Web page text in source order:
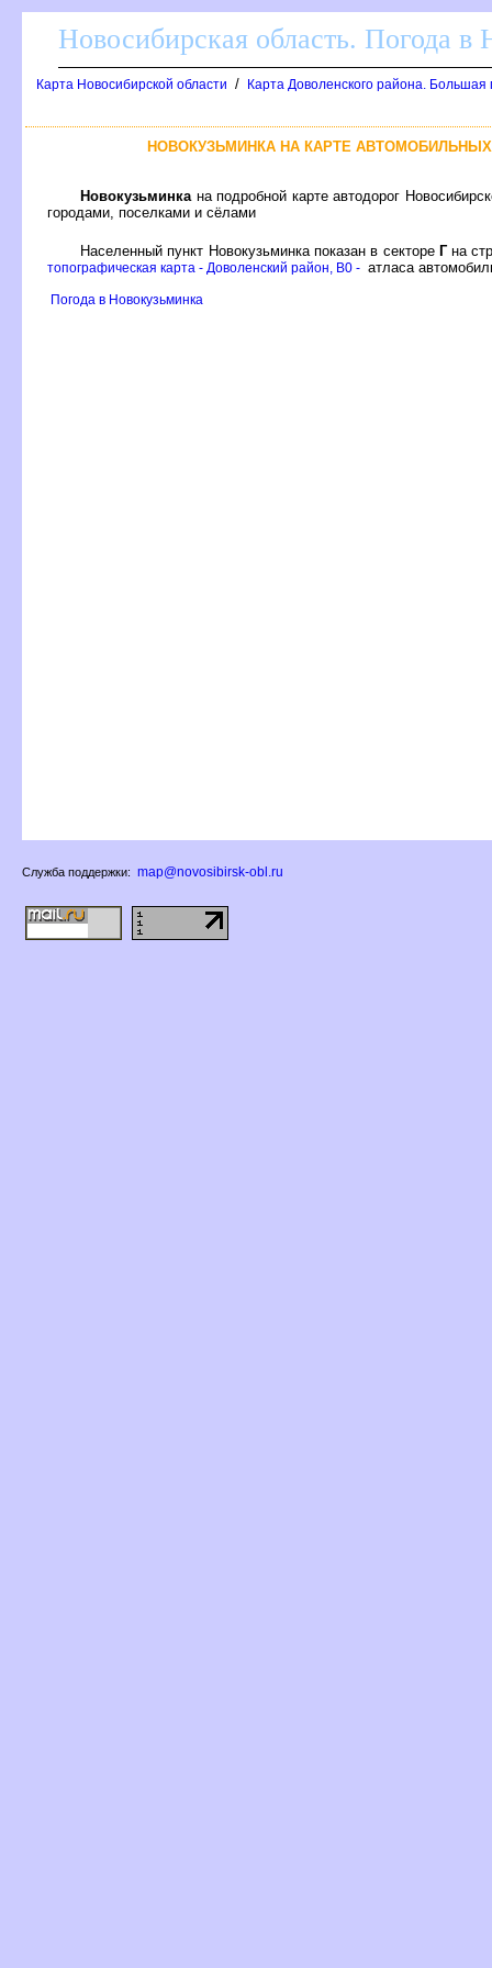
Новосибирская область. Погода в
Карта Новосибирской области / Карта Доволенского района.
НОВОКУЗЬМИНКА НА КАРТЕ
Новокузьминка на подробной карте автодорог
ородами, поселками и сёлами
Населенный пункт Новокузьминка показан в секторе Гна
топографическая карта - Доволенский район, B0 - атласа
Погода в Новокузьминка
Служба поддержки: map@novosibirsk-obl.ru